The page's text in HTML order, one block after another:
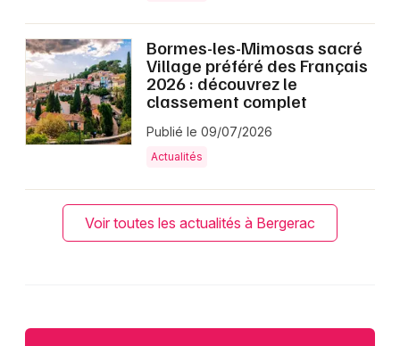
Bormes-les-Mimosas sacré
Village préféré des Français
2026 : découvrez le
classement complet
Publié le 09/07/2026
Actualités
Voir toutes les actualités à Bergerac